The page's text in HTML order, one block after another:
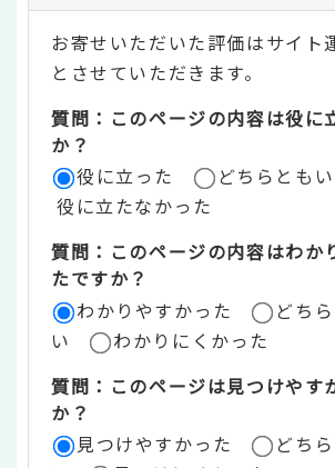
テ
ン
ツ
評
価
リ
ア
お寄せいただいた評価はサイト
とさせていただきます。
質問：このページの内容は役に
か？
役に立った
どちらとも
役に立たなかった
質問：このページの内容はわか
たですか？
わかりやすかった
どち
い
わかりにくかった
質問：このページは見つけやす
か？
見つけやすかった
どち